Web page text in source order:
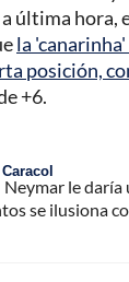
última hora,
la
posición,
+6.
Neymar le daría
se ilusiona